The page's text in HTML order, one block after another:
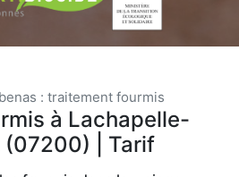
: traitement fourmis
à Lachapelle-
(07200) | Tarif